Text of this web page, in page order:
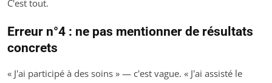
C'est tout.
Erreur n°4 : ne pas mentionner de résultats
concrets
« J'ai participé à des soins » — c'est vague. « J'ai assisté le